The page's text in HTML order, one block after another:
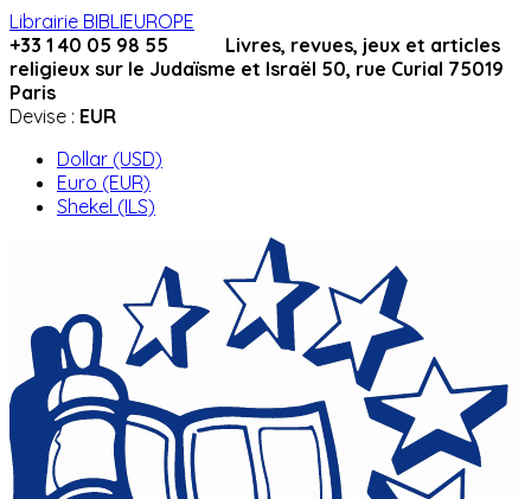
Librairie BIBLIEUROPE
+33 1 40 05 98 55 Livres, revues, jeux et articles
religieux sur le Judaïsme et Israël 50, rue Curial 75019
Paris
Devise : EUR
Dollar (USD)
Euro (EUR)
Shekel (ILS)